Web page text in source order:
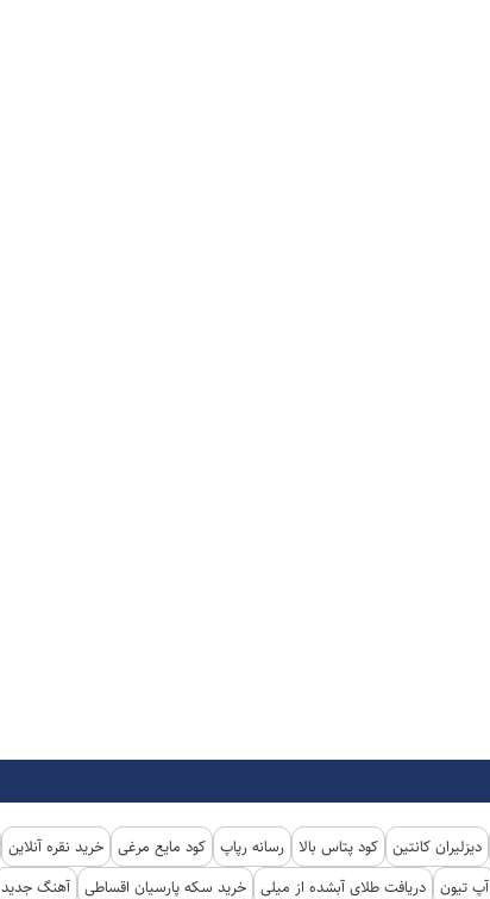
دیزلیران کانتین کود پتاس بالا رسانه رپاپ کود مایع مرغی خرید نقره آنلاین
آپ تیون دریافت طلای آبشده از میلی خرید سکه پارسیان اقساطی آهنگ جدید